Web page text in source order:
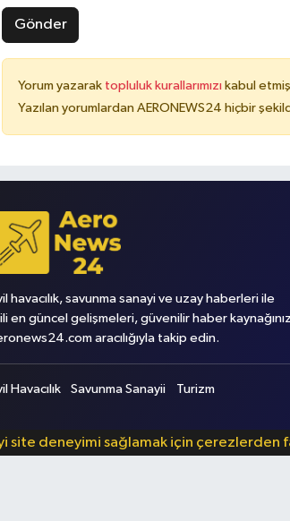
Gönder
Yorum yazarak topluluk kurallarımızı kabul
Yazılan yorumlardan AERONEWS24 hiçbir
havacılık, savunma sanayi ve uzay haberleri ile
en güncel gelişmeleri, güvenilir haber kaynağınız
aracılığıyla takip edin.
Havacılık Savunma Sanayii Turizm
site deneyimi sağlamak için çerezlerden